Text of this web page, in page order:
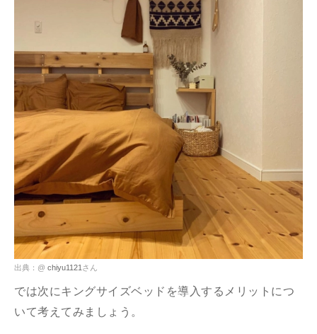
出典：@ chiyu1121 さん
では次にキングサイズベッドを導入するメリットにつ
いて考えてみましょう。